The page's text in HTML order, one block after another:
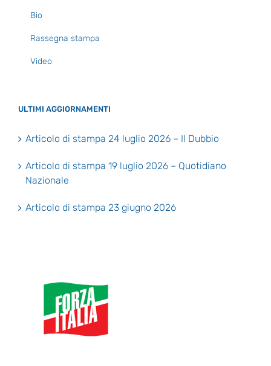
Bio
Rassegna stampa
Video
ULTIMI AGGIORNAMENTI
Articolo di stampa 24 luglio 2026 – Il Dubbio
Articolo di stampa 19 luglio 2026 – Quotidiano
Nazionale
Articolo di stampa 23 giugno 2026